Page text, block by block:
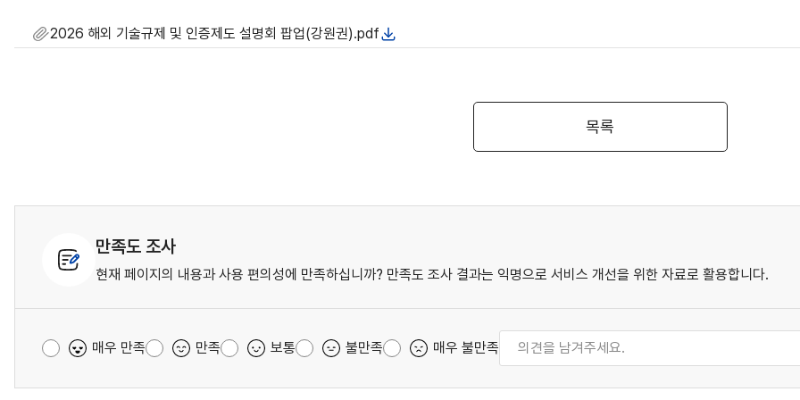
2026 해외 기술규제 및 인증제도 설명회 팝업(강원권).pdf
목록
만족도 조사
현재 페이지의 내용과 사용 편의성에 만족하십니까? 만족도 조사 결과는 익명으로 서비스 개선을 위한 자료로 활용합니다.
매우 만족 만족 보통 불만족 매우 불만족